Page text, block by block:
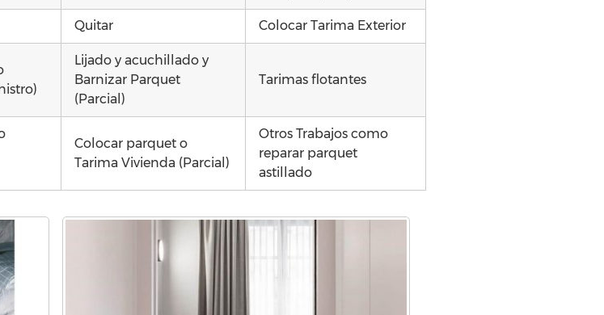
Quitar Colocar Tarima Exterior
Lijado y acuchillado y
Barnizar Parquet
(Parcial)
Tarimas flotantes
Colocar parquet o
Tarima Vivienda (Parcial)
Otros Trabajos como
reparar parquet
astillado